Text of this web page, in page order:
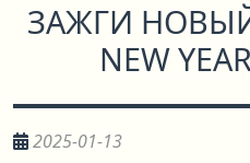
ЗАЖГИ
NEW
2025-01-13